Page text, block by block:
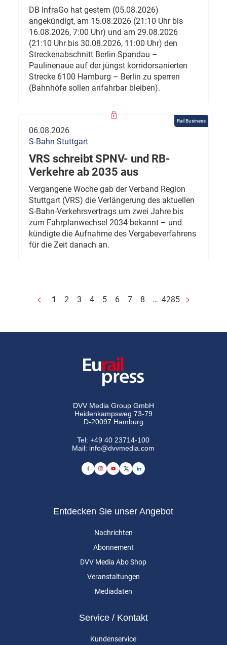
DB InfraGo hat gestern (05.08.2026)
angekündigt, am 15.08.2026 (21:10 Uhr bis
16.08.2026, 7:00 Uhr) und am 29.08.2026
(21:10 Uhr bis 30.08.2026, 11:00 Uhr) den
Streckenabschnitt Berlin-Spandau –
Paulinenaue auf der jüngst korridorsanierten
Strecke 6100 Hamburg – Berlin zu sperren
(Bahnhöfe sollen anfahrbar bleiben).
Rail Business
06.08.2026
S-Bahn Stuttgart
VRS schreibt SPNV- und RB-
Verkehre ab 2035 aus
Vergangene Woche gab der Verband Region
Stuttgart (VRS) die Verlängerung des aktuellen
S-Bahn-Verkehrsvertrags um zwei Jahre bis
zum Fahrplanwechsel 2034 bekannt – und
kündigte die Aufnahme des Vergabeverfahrens
für die Zeit danach an.
1 2 3 4 5 6 7 8 … 4285
DVV Media Group GmbH
Heidenkampsweg 73-79
D-20097 Hamburg
Tel:+49 40 23714-100
Mail: info@dvvmedia.com
Entdecken Sie unser Angebot
Nachrichten
Abonnement
DVV Media Abo Shop
Veranstaltungen
Mediadaten
Service / Kontakt
Kundenservice